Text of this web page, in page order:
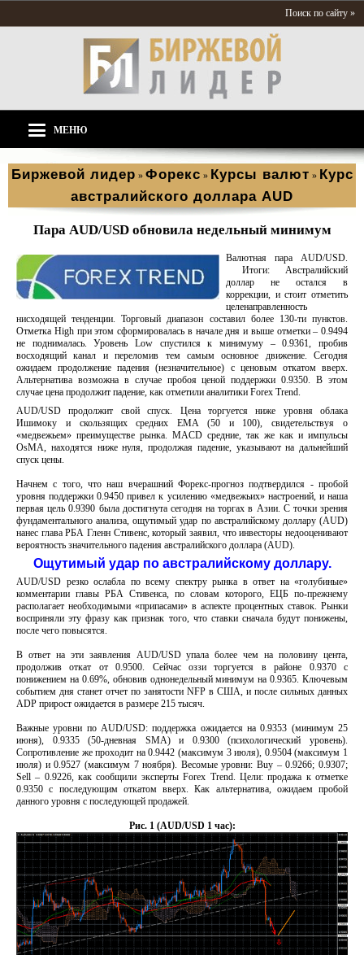
Поиск по сайту »
МЕНЮ
Биржевой лидер » Форекс » Курсы валют » Курс
австралийского доллара AUD
Пара AUD/USD обновила недельный минимум
Валютная пара AUD/USD.
Итоги: Австралийский
доллар не остался в
коррекции, и стоит отметить
целенаправленность
нисходящей тенденции. Торговый диапазон составил более 130-ти пунктов.
Отметка High при этом сформировалась в начале дня и выше отметки – 0.9494
не поднималась. Уровень Low спустился к минимуму – 0.9361, пробив
восходящий канал и переломив тем самым основное движение. Сегодня
ожидаем продолжение падения (незначительное) с ценовым откатом вверх.
Альтернатива возможна в случае пробоя ценой поддержки 0.9350. В этом
случае цена продолжит падение, как отметили аналитики Forex Trend.
AUD/USD продолжит свой спуск. Цена торгуется ниже уровня облака
Ишимоку и скользящих средних EMA (50 и 100), свидетельствуя о
«медвежьем» преимуществе рынка. MACD средние, так же как и импульсы
OsMA, находятся ниже нуля, продолжая падение, указывают на дальнейший
спуск цены.
Начнем с того, что наш вчерашний Форекс-прогноз подтвердился - пробой
уровня поддержки 0.9450 привел к усилению «медвежьих» настроений, и наша
первая цель 0.9390 была достигнута сегодня на торгах в Азии. С точки зрения
фундаментального анализа, ощутимый удар по австралийскому доллару (AUD)
нанес глава РБА Гленн Стивенс, который заявил, что инвесторы недооценивают
вероятность значительного падения австралийского доллара (AUD).
Ощутимый удар по австралийскому доллару.
AUD/USD резко ослабла по всему спектру рынка в ответ на «голубиные»
комментарии главы РБА Стивенса, по словам которого, ЕЦБ по-прежнему
располагает необходимыми «припасами» в аспекте процентных ставок. Рынки
восприняли эту фразу как признак того, что ставки сначала будут понижены,
после чего повысятся.
В ответ на эти заявления AUD/USD упала более чем на половину цента,
продолжив откат от 0.9500. Сейчас оззи торгуется в районе 0.9370 с
понижением на 0.69%, обновив однонедельный минимум на 0.9365. Ключевым
событием дня станет отчет по занятости NFP в США, и после сильных данных
ADP прирост ожидается в размере 215 тысяч.
Важные уровни по AUD/USD: поддержка ожидается на 0.9353 (минимум 25
июня), 0.9335 (50-дневная SMA) и 0.9300 (психологический уровень).
Сопротивление же проходит на 0.9442 (максимум 3 июля), 0.9504 (максимум 1
июля) и 0.9527 (максимум 7 ноября). Весомые уровни: Buy – 0.9266; 0.9307;
Sell – 0.9226, как сообщили эксперты Forex Trend. Цели: продажа к отметке
0.9350 с последующим откатом вверх. Как альтернатива, ожидаем пробой
данного уровня с последующей продажей.
Рис. 1 (AUD/USD 1 час):